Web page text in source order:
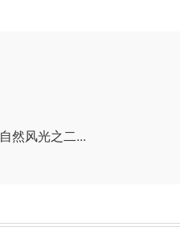
然风光之二...